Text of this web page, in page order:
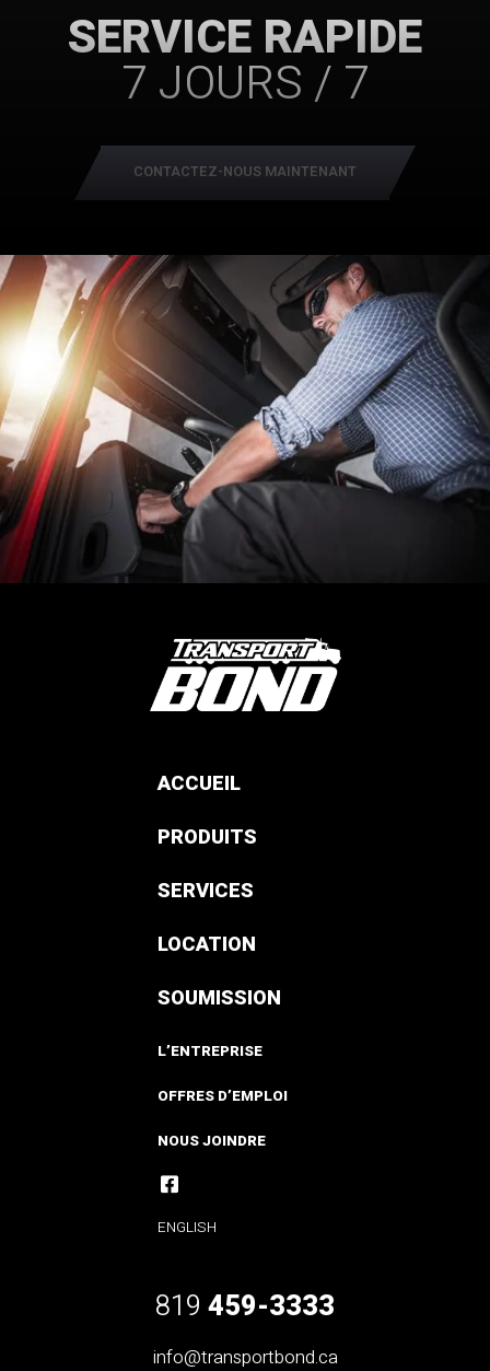
SERVICE RAPIDE
7 JOURS / 7
CONTACTEZ-NOUS MAINTENANT
ACCUEIL
PRODUITS
SERVICES
LOCATION
SOUMISSION
L’ENTREPRISE
OFFRES D’EMPLOI
NOUS JOINDRE
ENGLISH
819 459-3333
info@transportbond.ca